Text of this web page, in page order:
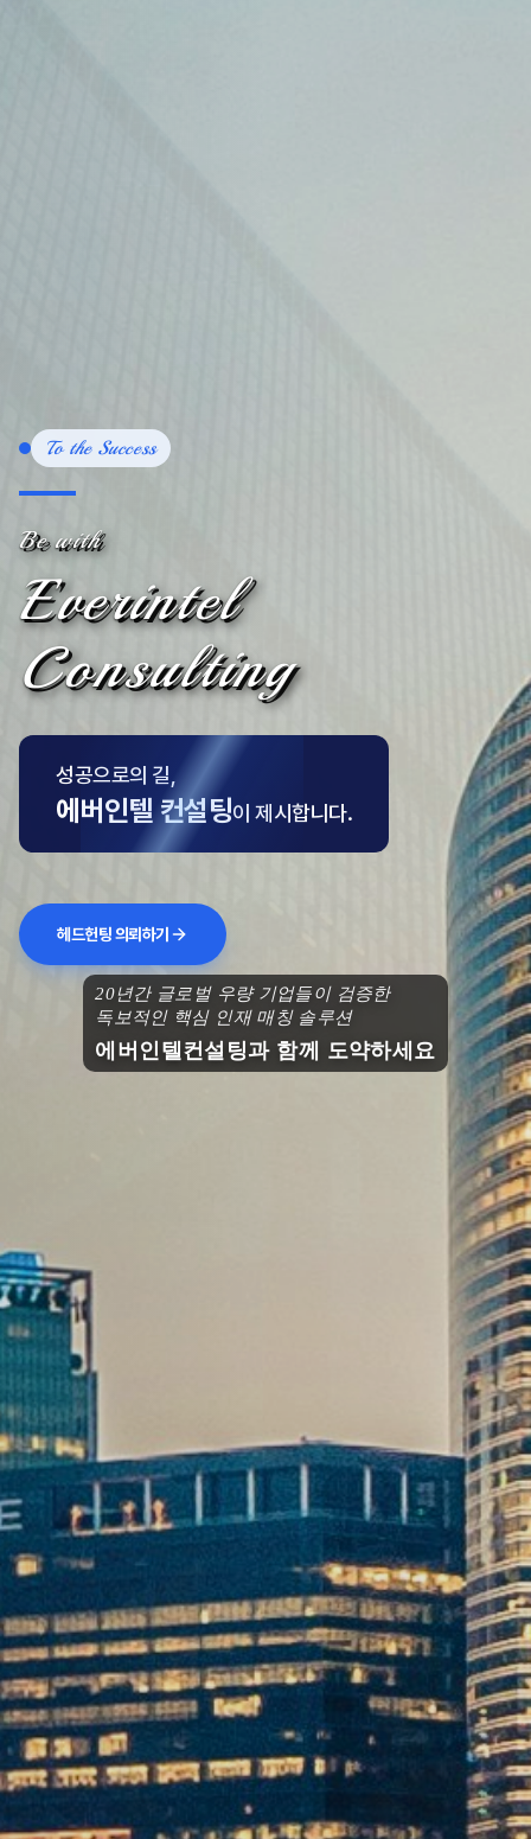
To the Success
Be with
Everintel
Consulting
성공으로의 길,
에버인텔 컨설팅이 제시합니다.
헤드헌팅 의뢰하기
20년간 글로벌 우량 기업들이 검증한
독보적인 핵심 인재 매칭 솔루션
에버인텔컨설팅과 함께 도약하세요